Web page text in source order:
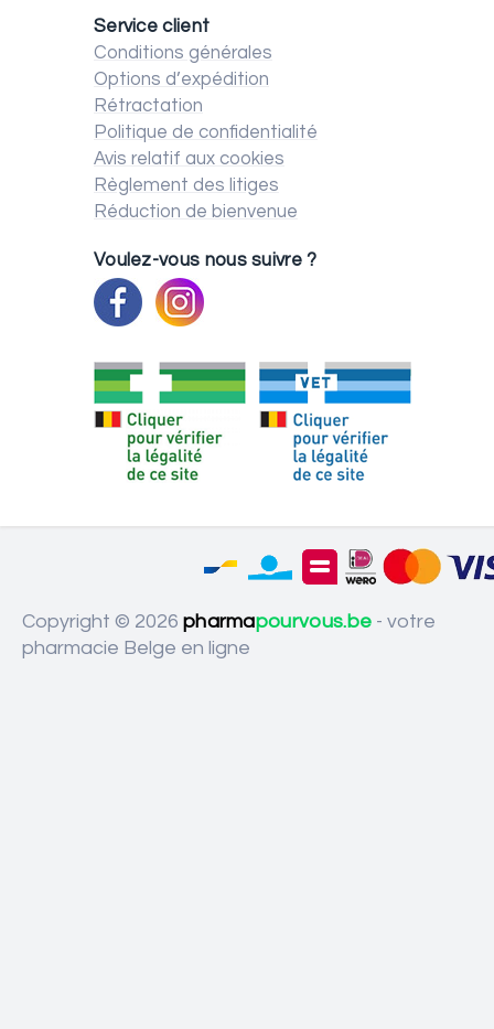
Service client
Conditions générales
Options d’expédition
Rétractation
Politique de confidentialité
Avis relatif aux cookies
Règlement des litiges
Réduction de bienvenue
Voulez-vous nous suivre ?
Copyright © 2026 pharmapourvous.be - votre
pharmacie Belge en ligne